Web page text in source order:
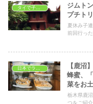
タイで子育て
ジムト
プチト
夏休み子
前回行っ
【鹿沼
蜂蜜、
菜をお土
栃木県鹿
つをご紹